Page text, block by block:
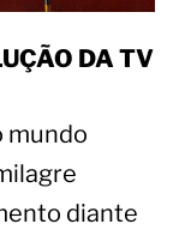
DA TV
mundo
diante